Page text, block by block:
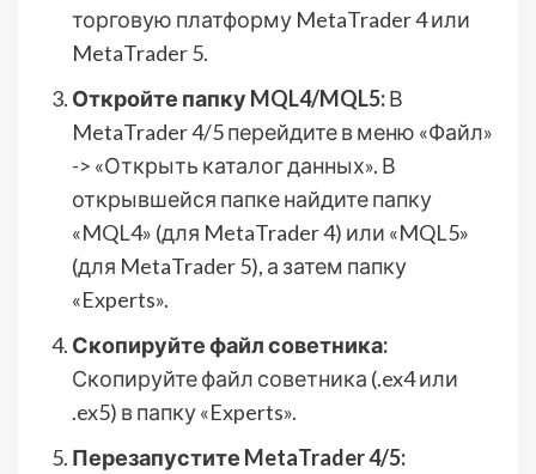
торговую платформу MetaTrader 4 или
MetaTrader 5.
Откройте папку MQL4/MQL5:В
MetaTrader 4/5 перейдите в меню «Файл»
-> «Открыть каталог данных». В
открывшейся папке найдите папку
«MQL4» (для MetaTrader 4) или «MQL5»
(для MetaTrader 5), а затем папку
«Experts».
Скопируйте файл советника:
Скопируйте файл советника (.ex4 или
.ex5) в папку «Experts».
Перезапустите MetaTrader 4/5: